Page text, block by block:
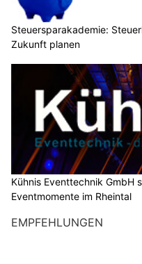
Steuersparakademie:
Zukunft planen
Kühnis Eventtechnik GmbH
Eventmomente im Rheintal
EMPFEHLUNGEN